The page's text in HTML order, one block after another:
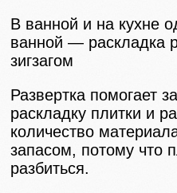
В ванной и на кухне
ванной — раскладка
зигзагом
Развертка помогает
раскладку плитки и
количество
запасом, потому что
разбиться.